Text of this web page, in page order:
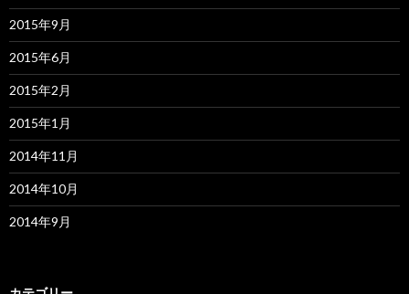
2015年9月
2015年6月
2015年2月
2015年1月
2014年11月
2014年10月
2014年9月